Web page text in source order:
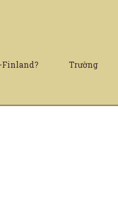
Trường